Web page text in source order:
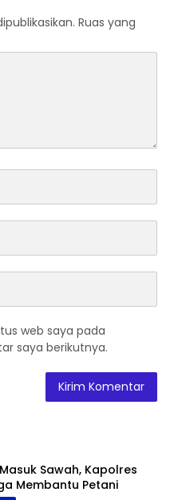
Ruas yang
web saya pada
saya berikutnya.
Sawah, Kapolres
Membantu Petani